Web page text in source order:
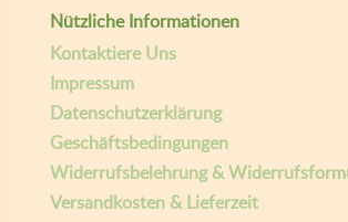
Nützliche Informationen
Kontaktiere Uns
Impressum
Datenschutzerklärung
Geschäftsbedingungen
Widerrufsbelehrung &
Versandkosten & Lieferzeit